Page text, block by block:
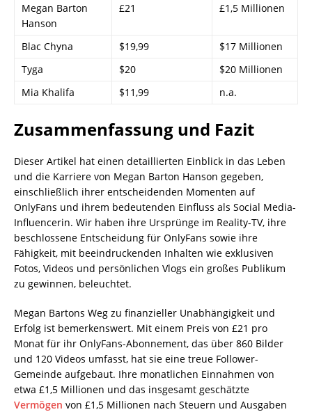
Megan Barton
Hanson
£21 £1,5 Millionen
Blac Chyna $19,99
$17 Millionen
Tyga
$20
$20 Millionen
Mia Khalifa
$11,99 n.a.
Zusammenfassung und Fazit
Dieser Artikel hat einen detaillierten Einblick in das Leben
und die Karriere von Megan Barton Hanson gegeben,
einschließlich ihrer entscheidenden Momenten auf
OnlyFans und ihrem bedeutenden Einfluss als Social Media-
Influencerin. Wir haben ihre Ursprünge im Reality-TV, ihre
beschlossene Entscheidung für OnlyFans sowie ihre
Fähigkeit, mit beeindruckenden Inhalten wie exklusiven
Fotos, Videos und persönlichen Vlogs ein großes Publikum
zu gewinnen, beleuchtet.
Megan Bartons Weg zu finanzieller Unabhängigkeit und
Erfolg ist bemerkenswert. Mit einem Preis von £21 pro
Monat für ihr OnlyFans-Abonnement, das über 860 Bilder
und 120 Videos umfasst, hat sie eine treue Follower-
Gemeinde aufgebaut. Ihre monatlichen Einnahmen von
etwa £1,5 Millionen und das insgesamt geschätzte
Vermögen von £1,5 Millionen nach Steuern und Ausgaben